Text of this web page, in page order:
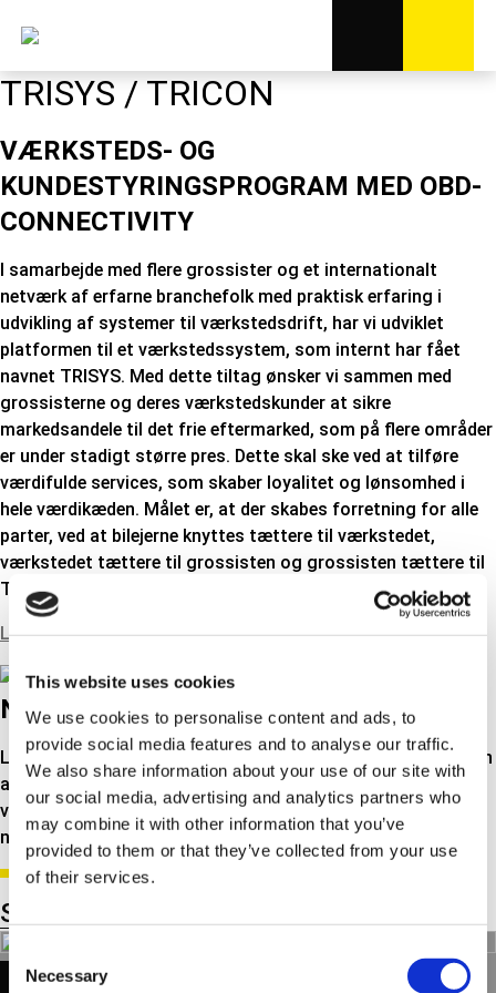
This website uses cookies
We use cookies to personalise content and ads, to
provide social media features and to analyse our traffic.
We also share information about your use of our site with
our social media, advertising and analytics partners who
may combine it with other information that you’ve
provided to them or that they’ve collected from your use
of their services.
Consent
Selection
Necessary
TRISYS / TRICON
VÆRKSTEDS- OG
KUNDESTYRINGSPROGRAM MED OBD-
CONNECTIVITY
I samarbejde med flere grossister og et internationalt
netværk af erfarne branchefolk med praktisk erfaring i
udvikling af systemer til værkstedsdrift, har vi udviklet
platformen til et værkstedssystem, som internt har fået
navnet TRISYS. Med dette tiltag ønsker vi sammen med
grossisterne og deres værkstedskunder at sikre
markedsandele til det frie eftermarked, som på flere områder
er under stadigt større pres. Dette skal ske ved at tilføre
værdifulde services, som skaber loyalitet og lønsomhed i
hele værdikæden. Målet er, at der skabes forretning for alle
parter, ved at bilejerne knyttes tættere til værkstedet,
værkstedet tættere til grossisten og grossisten tættere til
Triscan.
Læs mere om TRISYS her...
NYHEDER
Læs de seneste nyheder her. Du kan tilpasse visningen til kun
at vise firmanyheder eller tekniske nyheder. Du kan også gå
videre til Se alle nyheder, hvor du får præsenteret flere
nyheder ad gangen.
Se alle nyheder
TECH NEWS